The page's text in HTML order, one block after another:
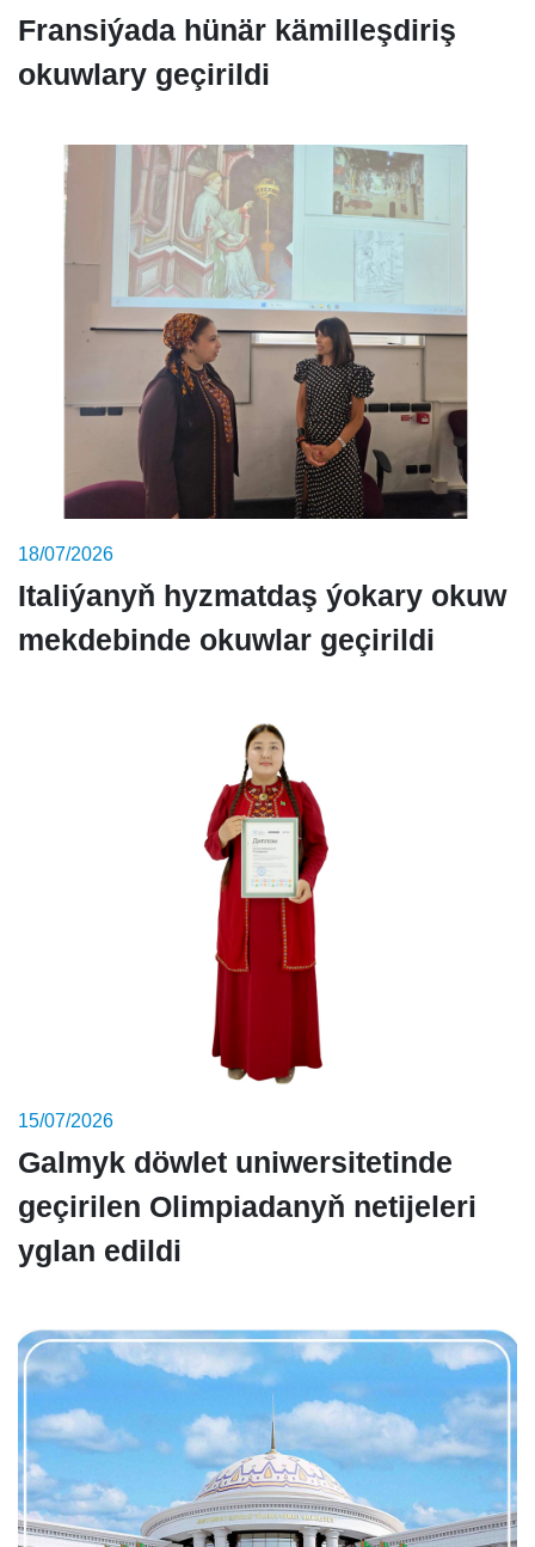
Fransiýada hünär kämilleşdiriş
okuwlary geçirildi
18/07/2026
Italiýanyň hyzmatdaş ýokary okuw
mekdebinde okuwlar geçirildi
15/07/2026
Galmyk döwlet uniwersitetinde
geçirilen Olimpiadanyň netijeleri
yglan edildi